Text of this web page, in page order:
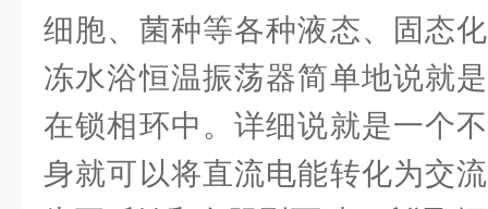
细胞、菌种等各种液态、固态
冻水浴恒温振荡器简单地说就
在锁相环中。详细说就是一个
身就可以将直流电能转化为交